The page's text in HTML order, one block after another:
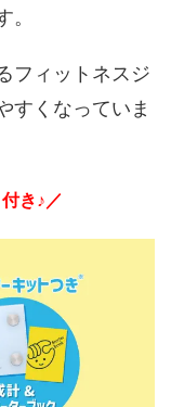
フィットネスジ
すくなっていま
き♪／